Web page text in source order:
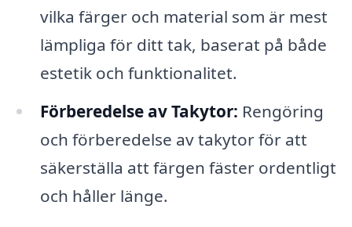
vilka färger och material som är mest
lämpliga för ditt tak, baserat på både
estetik och funktionalitet.
Förberedelse av Takytor: Rengöring
och förberedelse av takytor för att
säkerställa att färgen fäster ordentligt
och håller länge.